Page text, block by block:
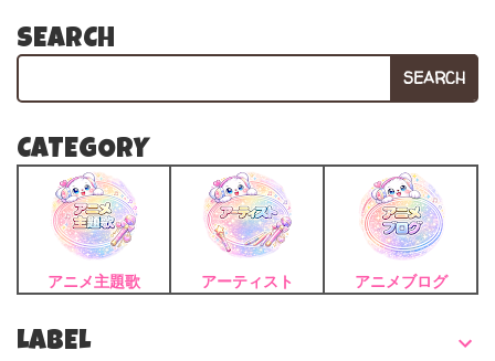
SEARCH
SEARCH
CATEGORY
アニメ主題歌 アーティスト アニメブログ
LABEL